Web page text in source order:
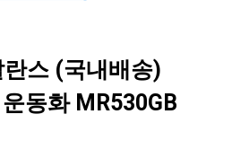
스 (국내배송)
동화 MR530GB